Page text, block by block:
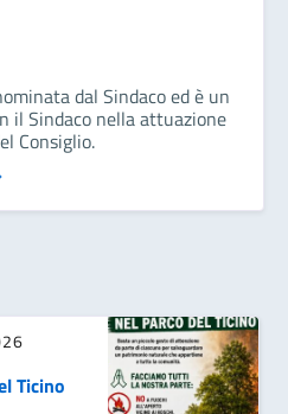
dal Sindaco ed è un
il Sindaco nella attuazione
Consiglio.
Ticino